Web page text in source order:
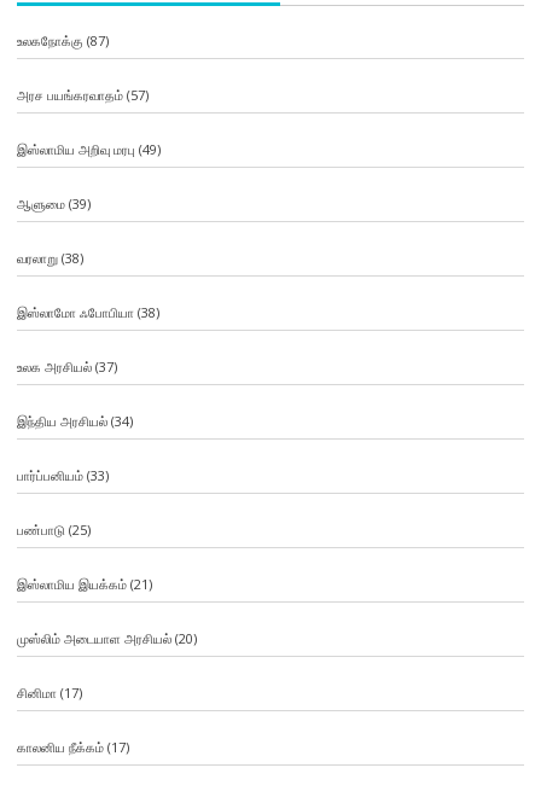
உலகநோக்கு (87)
அரச பயங்கரவாதம்(57)
இஸ்லாமிய அறிவு மரபு (49)
ஆளுமை(39)
வரலாறு(38)
இஸ்லாமோ ஃபோபியா (38)
உலக அரசியல்(37)
இந்திய அரசியல்(34)
பார்ப்பனியம்(33)
பண்பாடு(25)
இஸ்லாமிய இயக்கம்(21)
முஸ்லிம் அடையாள அரசியல்(20)
சினிமா (17)
காலனிய நீக்கம்(17)